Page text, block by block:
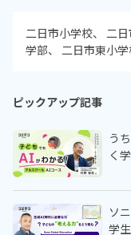
二日市小学校 二
学部
二日市東小
ピックアップ記事
う
く
ソ
学